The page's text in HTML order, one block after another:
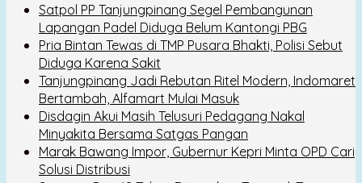
Satpol PP Tanjungpinang Segel Pembangunan
Lapangan Padel Diduga Belum Kantongi PBG
Pria Bintan Tewas di TMP Pusara Bhakti, Polisi Sebut
Diduga Karena Sakit
Tanjungpinang Jadi Rebutan Ritel Modern, Indomaret
Bertambah, Alfamart Mulai Masuk
Disdagin Akui Masih Telusuri Pedagang Nakal
Minyakita Bersama Satgas Pangan
Marak Bawang Impor, Gubernur Kepri Minta OPD Cari
Solusi Distribusi